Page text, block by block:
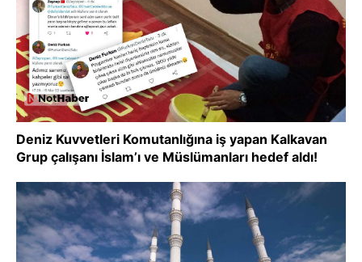
Deniz Kuvvetleri Komutanlığına iş yapan Kalkavan
Grup çalışanı İslam’ı ve Müslümanları hedef aldı!